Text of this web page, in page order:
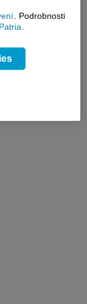
. Podrobnosti
.